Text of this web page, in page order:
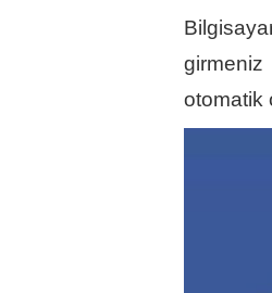
girmeniz
otomatik